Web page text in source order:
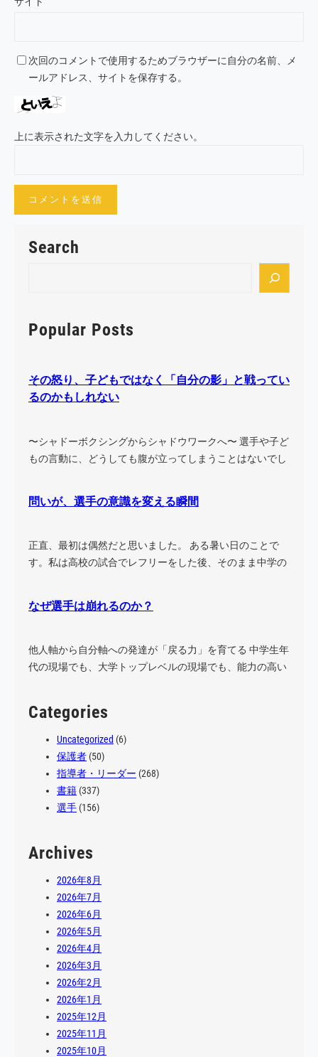
次回のコメントで使用するためブラウザーに自分の名前、メ
ールアドレス、サイトを保存する。
上に表示された文字を入力してください。
Search
r
cPopular Posts
その怒り、子どもではなく「自分の影」と戦ってい
るのかもしれない
〜シャドーボクシングからシャドウワークへ〜 選手や子ど
もの言動に、どうしても腹が立ってしまうことはないでし
問いが、選手の意識を変える瞬間
正直、最初は偶然だと思いました。 ある暑い日のことで
す。私は高校の試合でレフリーをした後、そのまま中学の
なぜ選手は崩れるのか？
他人軸から自分軸への発達が「戻る力」を育てる 中学生年
代の現場でも、大学トップレベルの現場でも、能力の高い
Categories
Uncategorized (6)
保護者 (50)
指導者・リーダー (268)
書籍 (337)
選手 (156)
Archives
2026年8月
2026年7月
2026年6月
2026年5月
2026年4月
2026年3月
2026年2月
2026年1月
2025年12月
2025年11月
2025年10月